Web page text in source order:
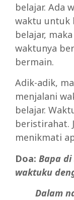
belajar. Ada
waktu untuk
belajar,
waktunya
bermain.
Adik-adik,
menjalani
belajar.
beristirahat.
menikmati
Doa: Bapa
waktuku
Dalam